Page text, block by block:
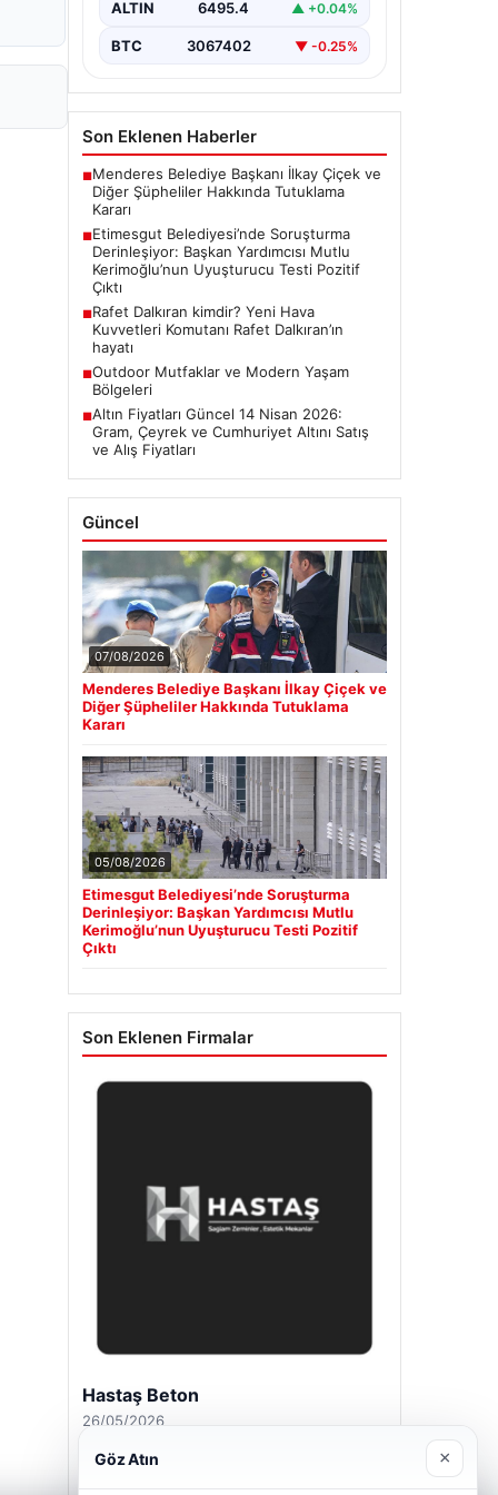
Ankara Batı Cumhuriyet Başsavcılığı
soruşturma kapsamında Etimesgut
ALTIN 6495.4 ▲ +0.04%
BTC 3067402 ▼ -0.25%
Son Eklenen Haberler
■Menderes Belediye Başkanı İlkay Çiçek ve
Diğer Şüpheliler Hakkında Tutuklama
Kararı
■Etimesgut Belediyesi’nde Soruşturma
Derinleşiyor: Başkan Yardımcısı Mutlu
Kerimoğlu’nun Uyuşturucu Testi Pozitif
Çıktı
■Rafet Dalkıran kimdir? Yeni Hava
Kuvvetleri Komutanı Rafet Dalkıran’ın
hayatı
■Outdoor Mutfaklar ve Modern Yaşam
Bölgeleri
■Altın Fiyatları Güncel 14 Nisan 2026:
Gram, Çeyrek ve Cumhuriyet Altını Satış
ve Alış Fiyatları
Güncel
07/08/2026
Menderes Belediye Başkanı İlkay Çiçek ve
Diğer Şüpheliler Hakkında Tutuklama
Kararı
05/08/2026
Etimesgut Belediyesi’nde Soruşturma
Derinleşiyor: Başkan Yardımcısı Mutlu
Kerimoğlu’nun Uyuşturucu Testi Pozitif
Çıktı
Son Eklenen Firmalar
Hastaş Beton
26/05/2026
Göz Atın ×